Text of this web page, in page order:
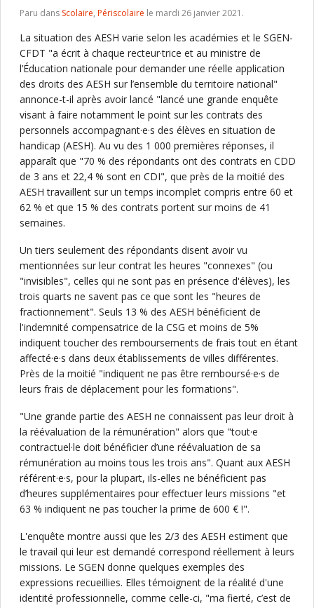
Paru dans Scolaire, Périscolaire le mardi 26 janvier 2021.
La situation des AESH varie selon les académies et le SGEN-
CFDT "a écrit à chaque recteur·trice et au ministre de
l’Éducation nationale pour demander une réelle application
des droits des AESH sur l’ensemble du territoire national"
annonce-t-il après avoir lancé "lancé une grande enquête
visant à faire notamment le point sur les contrats des
personnels accompagnant·e·s des élèves en situation de
handicap (AESH). Au vu des 1 000 premières réponses, il
apparaît que "70 % des répondants ont des contrats en CDD
de 3 ans et 22,4 % sont en CDI", que près de la moitié des
AESH travaillent sur un temps incomplet compris entre 60 et
62 % et que 15 % des contrats portent sur moins de 41
semaines.
Un tiers seulement des répondants disent avoir vu
mentionnées sur leur contrat les heures "connexes" (ou
"invisibles", celles qui ne sont pas en présence d'élèves), les
trois quarts ne savent pas ce que sont les "heures de
fractionnement". Seuls 13 % des AESH bénéficient de
l'indemnité compensatrice de la CSG et moins de 5%
indiquent toucher des remboursements de frais tout en étant
affecté·e·s dans deux établissements de villes différentes.
Près de la moitié "indiquent ne pas être remboursé·e·s de
leurs frais de déplacement pour les formations".
"Une grande partie des AESH ne connaissent pas leur droit à
la réévaluation de la rémunération" alors que "tout·e
contractuel·le doit bénéficier d’une réévaluation de sa
rémunération au moins tous les trois ans". Quant aux AESH
référent·e·s, pour la plupart, ils-elles ne bénéficient pas
d’heures supplémentaires pour effectuer leurs missions "et
63 % indiquent ne pas toucher la prime de 600 € !".
L'enquête montre aussi que les 2/3 des AESH estiment que
le travail qui leur est demandé correspond réellement à leurs
missions. Le SGEN donne quelques exemples des
expressions recueillies. Elles témoignent de la réalité d'une
identité professionnelle, comme celle-ci, "ma fierté, c’est de